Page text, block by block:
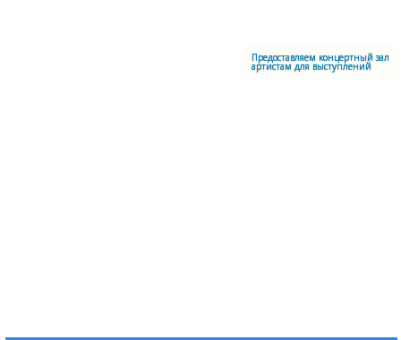
Предоставляем концертный зал
артистам для выступлений